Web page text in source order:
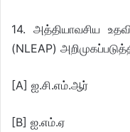
14. அத்தியாவசிய
(NLEAP)
[A] ஐ.சி.எம்.ஆர்
[B] ஐ.எம்.ஏ